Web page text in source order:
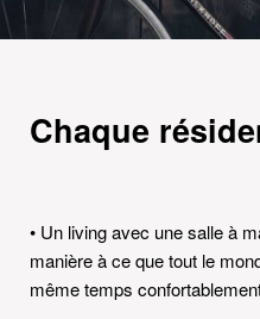
Chaque
• Un living avec une salle à
manière à ce que tout le
même temps